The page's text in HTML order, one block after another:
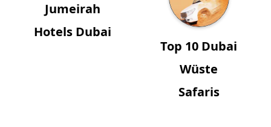
Jumeirah
Hotels Dubai
Top 10 Dubai
Wüste
Safaris